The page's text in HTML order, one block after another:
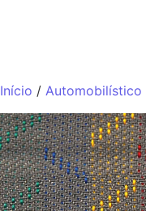
Início / Automobilístico